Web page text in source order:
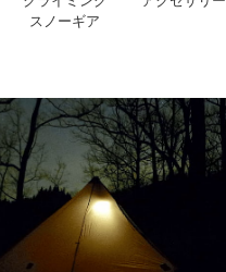
スノーギア